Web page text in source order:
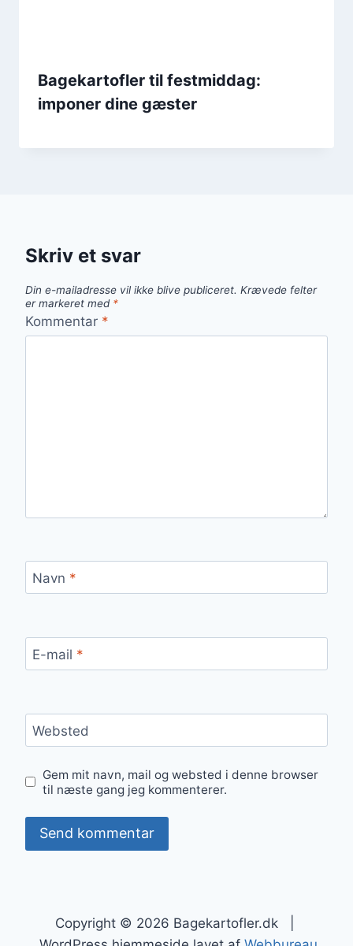
Bagekartofler til festmiddag:
imponer dine gæster
Skriv et svar
Din e-mailadresse vil ikke blive publiceret. Krævede felter
er markeret med *
Kommentar *
Navn *
E-mail *
Websted
Gem mit navn, mail og websted i denne browser
til næste gang jeg kommenterer.
Copyright © 2026 Bagekartofler.dk |